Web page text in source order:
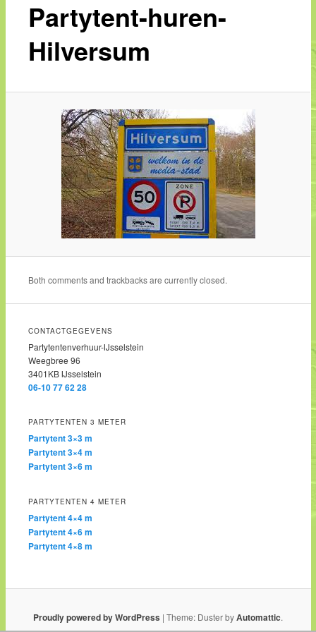
Partytent-huren-
Hilversum
Both comments and trackbacks are currently closed.
CONTACTGEGEVENS
Partytentenverhuur-IJsselstein
Weegbree 96
3401KB IJsselstein
06-10 77 62 28
PARTYTENTEN 3 METER
Partytent 3×3 m
Partytent 3×4 m
Partytent 3×6 m
PARTYTENTEN 4 METER
Partytent 4×4 m
Partytent 4×6 m
Partytent 4×8 m
Proudly powered by WordPress | Theme: Duster byAutomattic.